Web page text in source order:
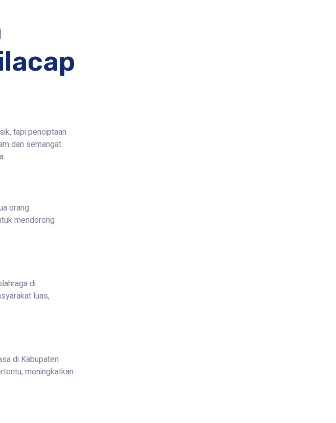
tapi penciptaan
dan semangat
orang.
mendorong
di
luas,
di Kabupaten
meningkatkan